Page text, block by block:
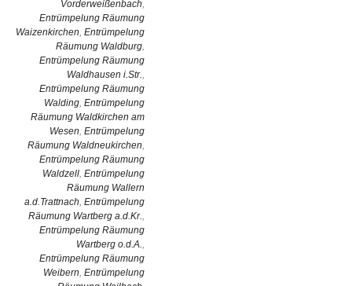
Vorderweißenbach,
Entrümpelung Räumung
Waizenkirchen, Entrümpelung
Räumung Waldburg,
Entrümpelung Räumung
Waldhausen i.Str.,
Entrümpelung Räumung
Walding, Entrümpelung
Räumung Waldkirchen am
Wesen, Entrümpelung
Räumung Waldneukirchen,
Entrümpelung Räumung
Waldzell, Entrümpelung
Räumung Wallern
a.d.Trattnach, Entrümpelung
Räumung Wartberg a.d.Kr.,
Entrümpelung Räumung
Wartberg o.d.A.,
Entrümpelung Räumung
Weibern, Entrümpelung